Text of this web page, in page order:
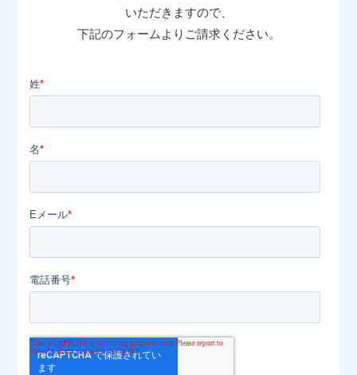
いただきますので、
下記のフォームよりご請求ください。